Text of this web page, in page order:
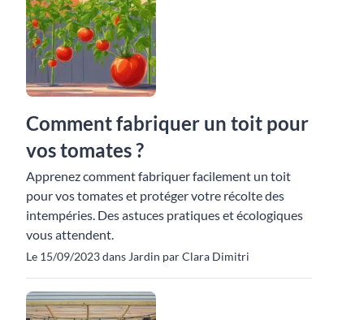
Comment fabriquer un toit pour
vos tomates ?
Apprenez comment fabriquer facilement un toit
pour vos tomates et protéger votre récolte des
intempéries. Des astuces pratiques et écologiques
vous attendent.
Le 15/09/2023 dans Jardin par Clara Dimitri